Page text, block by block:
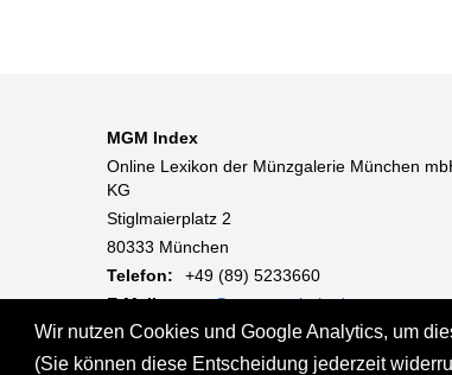
Wir nutzen Cookies und Google Analytics, um
(Sie können diese Entscheidung jederzeit
MGM Index
Online Lexikon der Münzgalerie München
KG
Stiglmaierplatz 2
80333 München
Telefon:
+49 (89) 5233660
E-Mail:
mgm@muenzgalerie.de
Mo-Fr:
9:00 - 18:00 Uhr